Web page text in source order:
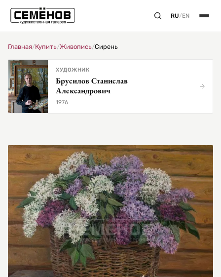
RU/EN
Главная/Купить/Живопись/Сирень
ХУДОЖНИК
Брусилов Станислав
Александрович
1976